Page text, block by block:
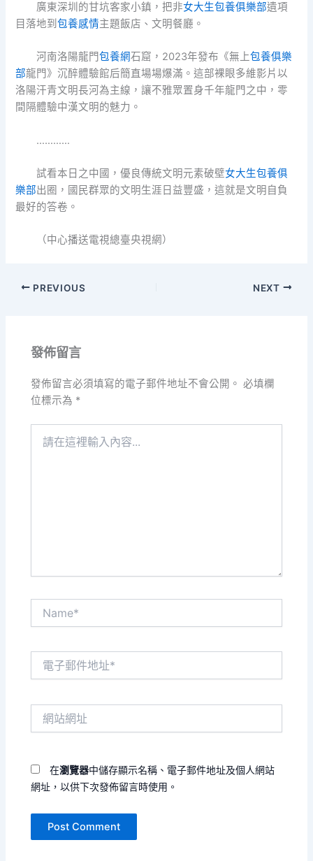
廣東深圳的甘坑客家小鎮，把非女大生包養俱樂部遺項
目落地到包養感情主題飯店、文明餐廳。
河南洛陽龍門包養網石窟，2023年發布《無上包養俱樂
部龍門》沉醉體驗館后簡直場場爆滿。這部裸眼多維影片以
洛陽汗青文明長河為主線，讓不雅眾置身千年龍門之中，零
間隔體驗中漢文明的魅力。
…………
試看本日之中國，優良傳統文明元素破壁女大生包養俱
樂部出圈，國民群眾的文明生涯日益豐盛，這就是文明自負
最好的答卷。
（中心播送電視總臺央視網）
PREVIOUS NEXT
發佈留言
發佈留言必須填寫的電子郵件地址不會公開。 必填欄
位標示為 *
在瀏覽器中儲存顯示名稱、電子郵件地址及個人網站
網址，以供下次發佈留言時使用。